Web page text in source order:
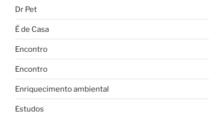
Dr Pet
É de Casa
Encontro
Encontro
Enriquecimento ambiental
Estudos